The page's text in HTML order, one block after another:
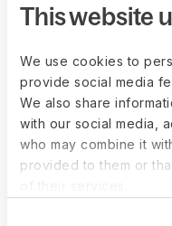
This website
We use cookies to
provide social media
We also share
with our social media,
who may combine it
provided to them or
도구로 이동